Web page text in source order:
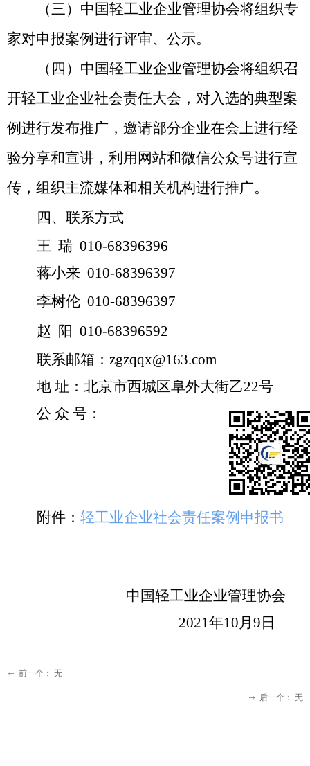
（三）中国轻工业企业管理协会将组织专
家对申报案例进行评审、公示。
（四）中国轻工业企业管理协会将组织召
开轻工业企业社会责任大会，对入选的典型案
例进行发布推广 ，邀请部分企业在会上进行经
验分享和宣讲，利用网站和微信公众号进行宣
传，组织主流媒体和相关机构进行推广。
四、联系方式
王 瑞 010-68396396
蒋小来 010-68396397
李树伦010-68396397
赵 阳 010-68396592
联系邮箱：zgzqqx@163.com
地 址：北京市西城区阜外大街乙22号
公 众 号：
附件： 轻工业企业社会责任案例申报书
中国轻工业企业管理协会
2021年10月 9 日
ꂃ 前一个： 无
ꁹ 后一个： 无